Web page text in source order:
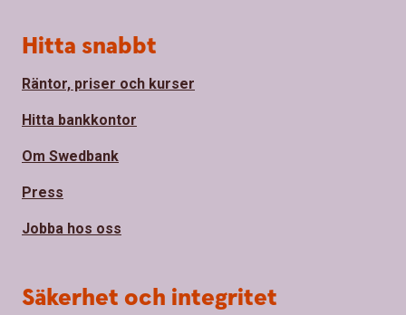
Hitta snabbt
Räntor, priser och kurser
Hitta bankkontor
Om Swedbank
Press
Jobba hos oss
Säkerhet och integritet